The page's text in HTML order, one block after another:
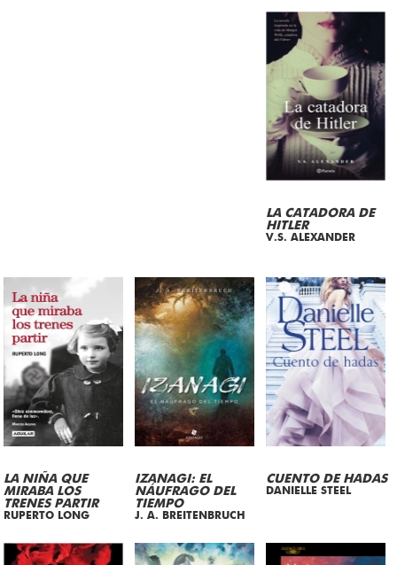
LA CATADORA DE
HITLER
V.S. ALEXANDER
LA NIÑA QUE
MIRABA LOS
TRENES PARTIR
RUPERTO LONG
IZANAGI: EL
NÁUFRAGO DEL
TIEMPO
J. A. BREITENBRUCH
CUENTO DE HADAS
DANIELLE STEEL